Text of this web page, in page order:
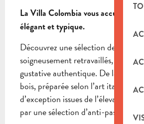
La Villa Colombia vous accueille
élégant et typique.
Découvrez une sélection de plats
soigneusement retravaillés, pour
gustative authentique. De la pizza
bois, préparée selon l’art italien,
d’exception issues de l’élevage
par une sélection d’anti-pasti, de